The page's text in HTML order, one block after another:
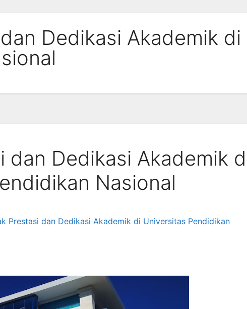
Dedikasi Akademik
dan Dedikasi Akademik
Nasional
Prestasi dan Dedikasi Akademik di Universitas Pendidikan